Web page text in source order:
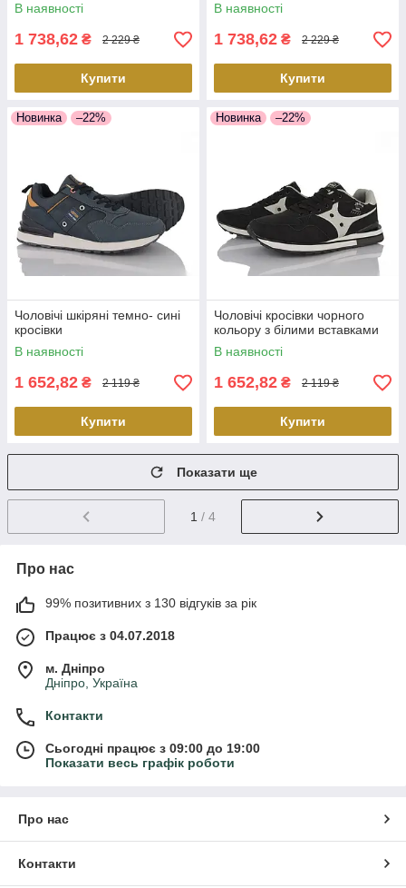
В наявності
1 738,62 ₴ 2 229 ₴
Купити
В наявності
1 738,62 ₴ 2 229 ₴
Купити
Новинка –22%
Чоловічі шкіряні темно- сині
кросівки
В наявності
1 652,82 ₴ 2 119 ₴
Купити
Новинка –22%
Чоловічі кросівки чорного
кольору з білими вставками
В наявності
1 652,82 ₴ 2 119 ₴
Купити
Показати ще
1 / 4
Про нас
99% позитивних з 130 відгуків за рік
Працює з 04.07.2018
м. Дніпро
Дніпро, Україна
Контакти
Сьогодні працює з 09:00 до 19:00
Показати весь графік роботи
Про нас
Контакти